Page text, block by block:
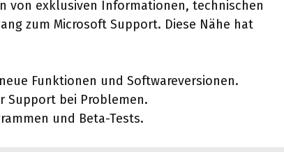
von exklusiven Informationen, technischen
zum Microsoft Support. Diese Nähe hat
Funktionen und Softwareversionen.
Support bei Problemen.
und Beta-Tests.